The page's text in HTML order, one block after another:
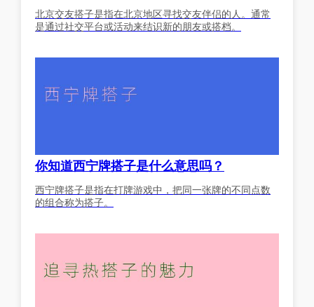
北京交友搭子是指在北京地区寻找交友伴侣的人。通常
是通过社交平台或活动来结识新的朋友或搭档。
你知道西宁牌搭子是什么意思吗？
西宁牌搭子是指在打牌游戏中，把同一张牌的不同点数
的组合称为搭子。